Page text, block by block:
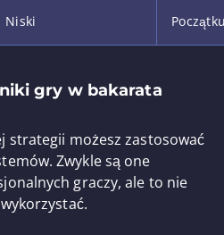
Niski
gry w bakarata
strategii możesz zastosować
Zwykle są one
graczy, ale to nie